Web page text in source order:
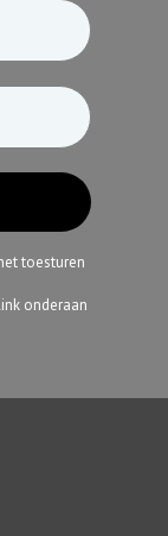
toesturen
onderaan